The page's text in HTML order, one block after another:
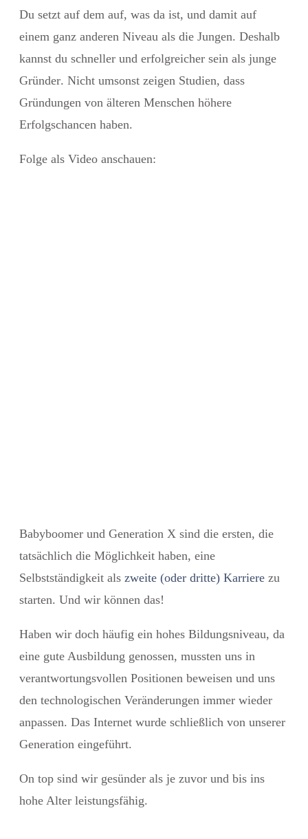
Du setzt auf dem auf, was da ist, und damit auf
einem ganz anderen Niveau als die Jungen. Deshalb
kannst du schneller und erfolgreicher sein als junge
Gründer. Nicht umsonst zeigen Studien, dass
Gründungen von älteren Menschen höhere
Erfolgschancen haben.
Folge als Video anschauen:
Babyboomer und Generation X sind die ersten, die
tatsächlich die Möglichkeit haben, eine
Selbstständigkeit als zweite (oder dritte) Karriere zu
starten. Und wir können das!
Haben wir doch häufig ein hohes Bildungsniveau, da
eine gute Ausbildung genossen, mussten uns in
verantwortungsvollen Positionen beweisen und uns
den technologischen Veränderungen immer wieder
anpassen. Das Internet wurde schließlich von unserer
Generation eingeführt.
On top sind wir gesünder als je zuvor und bis ins
hohe Alter leistungsfähig.